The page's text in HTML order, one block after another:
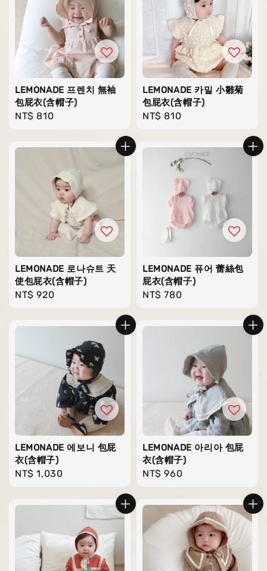
LEMONADE 프렌치 無袖
包屁衣(含帽子)
Regular
NT$ 810
LEMONADE 카밀 小雛菊
包屁衣(含帽子)
Regular
NT$ 810
LEMONADE 로나슈트 天
使包屁衣(含帽子)
Regular
NT$ 920
LEMONADE 퓨어 蕾絲包
屁衣(含帽子)
Regular
NT$ 780
LEMONADE 에보니 包屁
衣(含帽子)
Regular
NT$ 1,030
LEMONADE 아리아 包屁
衣(含帽子)
Regular
NT$ 960